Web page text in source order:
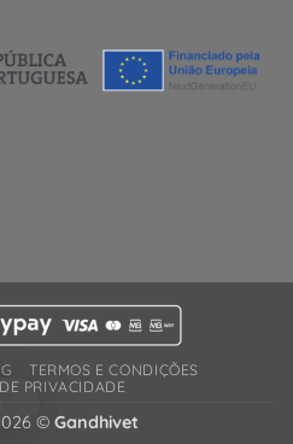
TERMOS E CONDIÇÕES
PRIVACIDADE
© Gandhivet